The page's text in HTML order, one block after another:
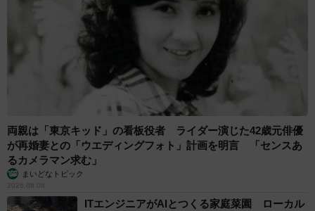
両親は「東京キッド」の看板役者 ライダー演じた42歳元俳優
が再婚妻との「ウエディングフォト」計画を明言 「センスあ
るカメラマン求む」
まいどなトピック
2026.08.08
ITエンジニアがAIとつくる家庭菜園 ローカル